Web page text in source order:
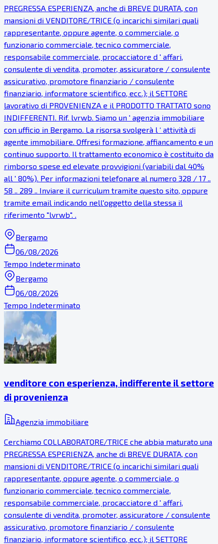
PREGRESSA ESPERIENZA, anche di BREVE DURATA, con
mansioni di VENDITORE/TRICE (o incarichi similari quali
rappresentante, oppure agente, o commerciale, o
funzionario commerciale, tecnico commerciale,
responsabile commerciale, procacciatore d ' affari,
consulente di vendita, promoter, assicuratore / consulente
assicurativo, promotore finanziario / consulente
finanziario, informatore scientifico, ecc.); il SETTORE
lavorativo di PROVENIENZA e il PRODOTTO TRATTATO sono
INDIFFERENTI. Rif. lvrwb. Siamo un ' agenzia immobiliare
con ufficio in Bergamo. La risorsa svolgerà l ‘ attività di
agente immobiliare. Offresi formazione, affiancamento e un
continuo supporto. Il trattamento economico è costituito da
rimborso spese ed elevate provvigioni (variabili dal 40%
all ' 80%). Per informazioni telefonare al numero 328 / 17 ..
58 .. 289 .. Inviare il curriculum tramite questo sito, oppure
tramite email indicando nell'oggetto della stessa il
riferimento "lvrwb". .
Bergamo
06/08/2026
Tempo Indeterminato
Bergamo
06/08/2026
Tempo Indeterminato
venditore con esperienza, indifferente il settore
di provenienza
Agenzia immobiliare
Cerchiamo COLLABORATORE/TRICE che abbia maturato una
PREGRESSA ESPERIENZA, anche di BREVE DURATA, con
mansioni di VENDITORE/TRICE (o incarichi similari quali
rappresentante, oppure agente, o commerciale, o
funzionario commerciale, tecnico commerciale,
responsabile commerciale, procacciatore d ' affari,
consulente di vendita, promoter, assicuratore / consulente
assicurativo, promotore finanziario / consulente
finanziario, informatore scientifico, ecc.); il SETTORE